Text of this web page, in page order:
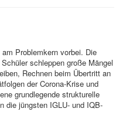
Problemkern vorbei. Die
schleppen große Mängel
Rechnen beim Übertritt an
der Corona-Krise und
grundlegende strukturelle
die jüngsten IGLU- und IQB-